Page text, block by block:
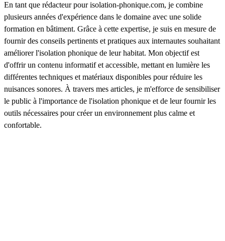
En tant que rédacteur pour isolation-phonique.com, je combine
plusieurs années d'expérience dans le domaine avec une solide
formation en bâtiment. Grâce à cette expertise, je suis en mesure de
fournir des conseils pertinents et pratiques aux internautes souhaitant
améliorer l'isolation phonique de leur habitat. Mon objectif est
d'offrir un contenu informatif et accessible, mettant en lumière les
différentes techniques et matériaux disponibles pour réduire les
nuisances sonores. À travers mes articles, je m'efforce de sensibiliser
le public à l'importance de l'isolation phonique et de leur fournir les
outils nécessaires pour créer un environnement plus calme et
confortable.